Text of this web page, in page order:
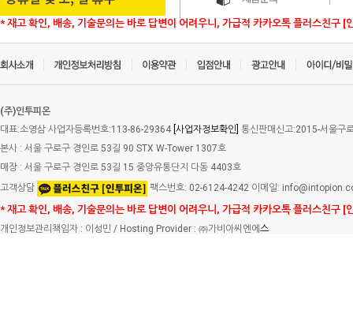
* 재고 확인, 배송, 기술문의는 바로 답변이 어려우니, 가급적 카카오톡 플러스친구 [
(주)인투피온
대표:소영삼 사업자등록번호:113-86-29364 [사업자정보확인] 통신판매신고:2015-서울구
본사 : 서울 구로구 경인로 53길 90 STX W-Tower 1307호
매장 : 서울 구로구 경인로 53길 15 중앙유통단지 다동 4403호
고객상담
팩스번호: 02-6124-4242 이메일:
* 재고 확인, 배송, 기술문의는 바로 답변이 어려우니, 가급적 카카오톡 플러스친구 [
개인정보관리책임자 : 이성민 / Hosting Provider : ㈜가비아씨엔에 스